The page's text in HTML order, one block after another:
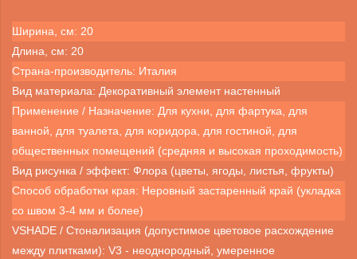
Ширина, см: 20
Длина, см: 20
Страна-производитель: Италия
Вид материала: Декоративный элемент настенный
Применение / Назначение: Для кухни, для фартука, для
ванной, для туалета, для коридора, для гостиной, для
общественных помещений (средняя и высокая проходимость)
Вид рисунка / эффект: Флора (цветы, ягоды, листья, фрукты)
Способ обработки края: Неровный застаренный край (укладка
со швом 3-4 мм и более)
VSHADE / Стонализация (допустимое цветовое расхождение
между плитками): V3 - неоднородный, умеренное